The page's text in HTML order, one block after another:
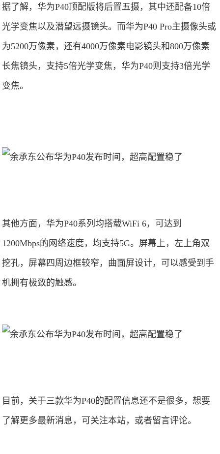
据了解，华为P40顶配版将后置五摄，其中还配备10倍
光学变焦以及潜望远摄镜头。而华为P40 Pro主摄像头或
为5200万像素，还有4000万像素电影镜头和800万像素
长焦镜头，支持5倍光学变焦，华为P40则支持3倍光学
变焦。
其他方面，华为P40系列均搭载WiFi 6，可达到
1200Mbps的网络速度，均支持5G。屏幕上，左上角双
挖孔，屏幕四周边框较窄，曲面屏设计，可以感受到手
机拥有极致的触感。
目前，关于三款华为P40的配置信息还不是很多，想要
了解更多最新消息，可关注本站，或者留言评论。